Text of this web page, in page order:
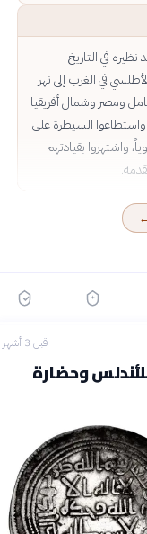
في التاريخ
في الغرب إلى نهر
ومصر وشمال أفريقيا
السيطرة على
بقيادتهم
قبل 3 أشهر
وحضارة